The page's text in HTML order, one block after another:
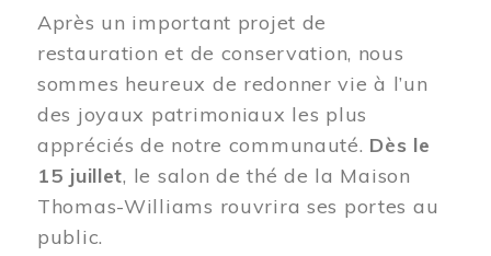
Après un important projet de
restauration et de conservation, nous
sommes heureux de redonner vie à l’un
des joyaux patrimoniaux les plus
appréciés de notre communauté. Dès le
15 juillet, le salon de thé de la Maison
Thomas-Williams rouvrira ses portes au
public.